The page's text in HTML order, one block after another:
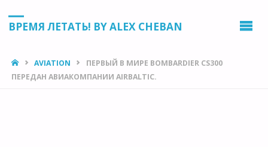
ВРЕМЯ ЛЕТАТЬ! BY ALEX CHEBAN
HOMEAVIATION
ПЕРВЫЙ В МИРЕ BOMBARDIER CS300
ПЕРЕДАН АВИАКОМПАНИИ AIRBALTIC.